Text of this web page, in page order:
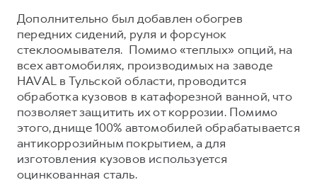
Дополнительно был добавлен обогрев
передних сидений, руля и форсунок
стеклоомывателя. Помимо «теплых» опций, на
всех автомобилях, производимых на заводе
HAVAL в Тульской области, проводится
обработка кузовов в катафорезной ванной, что
позволяет защитить их от коррозии. Помимо
этого, днище 100% автомобилей обрабатывается
антикоррозийным покрытием, а для
изготовления кузовов используется
оцинкованная сталь.